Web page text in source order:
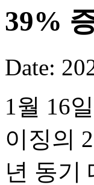
39%
Date:
1월 16
이징의
년 동기